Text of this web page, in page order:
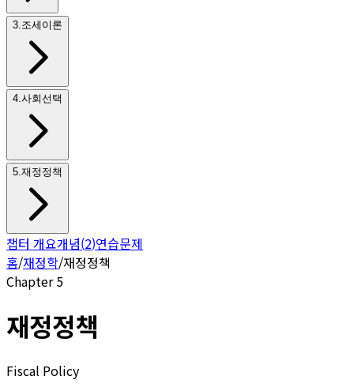
3 조세이론
4 사회선택
5 재정정책
챕터 개요개념(2)연습문제
홈/재정학/재정정책
Chapter5
재정정책
Fiscal Policy